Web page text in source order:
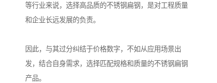
等行业来说，选择高品质的不锈钢扁钢，是对工程质量
和企业长远发展的负责。
因此，与其过分纠结于价格数字，不如从应用场景出
发，结合自身需求，选择匹配规格和质量的不锈钢扁钢
产品。